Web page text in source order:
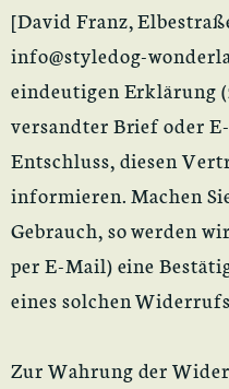
[David Franz,
info@styledog-
eindeutigen Erklärung
versandter Brief oder
Entschluss, diesen
informieren. Machen
Gebrauch, so werden
per E-Mail) eine
eines solchen
Zur Wahrung der